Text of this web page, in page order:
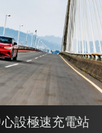
設極速充電站